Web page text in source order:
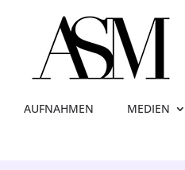
AUFNAHMEN MEDIEN